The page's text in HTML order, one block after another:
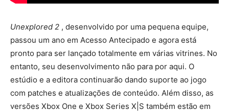
Unexplored 2 , desenvolvido por uma pequena equipe,
passou um ano em Acesso Antecipado e agora está
pronto para ser lançado totalmente em várias vitrines. No
entanto, seu desenvolvimento não para por aqui. O
estúdio e a editora continuarão dando suporte ao jogo
com patches e atualizações de conteúdo. Além disso, as
versões Xbox One e Xbox Series X|S também estão em